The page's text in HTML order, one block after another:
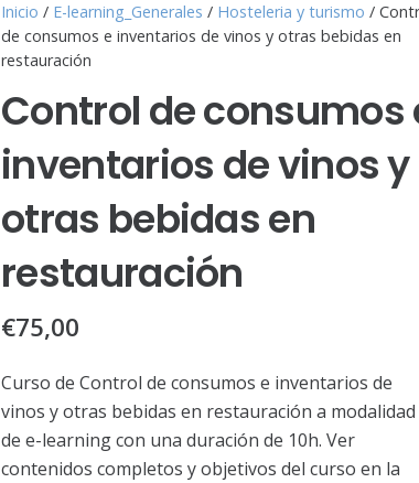
Inicio / E-learning_Generales / Hosteleria y turismo /
de consumos e inventarios de vinos y otras bebidas en
restauración
Control de consumos
inventarios de vinos y
otras bebidas en
restauración
€75,00
Curso de Control de consumos e inventarios de
vinos y otras bebidas en restauración a modalidad
de e-learning con una duración de 10h. Ver
contenidos completos y objetivos del curso en la